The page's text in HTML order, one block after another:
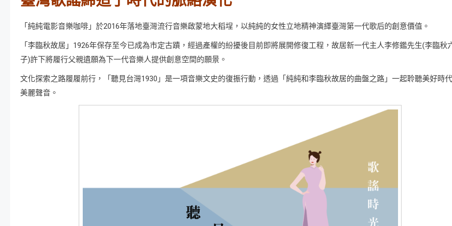
「純純電影音樂咖啡」於2016年落地臺灣流行音樂啟蒙地大稻埕，以純純的女性立地精神演繹臺灣第一代歌后的創意價值。
「李臨秋故居」1926年保存至今已成為市定古蹟，經過產權的紛擾後目前即將展開修復工程，故居新一代主人李修鑑先生(李臨秋
子)許下將履行父親遺願為下一代音樂人提供創意空間的願景。
文化探索之路履履前行，「聽見台灣1930」是一項音樂文史的復振行動，透過「純純和李臨秋故居的曲盤之路」一起聆聽美好時
美麗聲音。